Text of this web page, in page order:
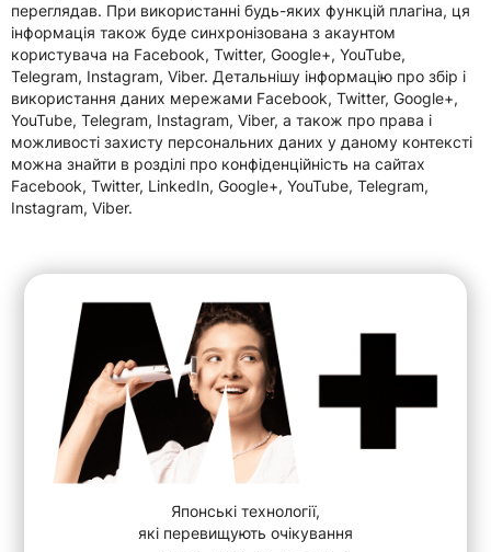
переглядав. При використанні будь-яких функцій плагіна, ця
інформація також буде синхронізована з акаунтом
користувача на Facebook, Twitter, Google+, YouTube,
Telegram, Instagram, Viber. Детальнішу інформацію про збір і
використання даних мережами Facebook, Twitter, Google+,
YouTube, Telegram, Instagram, Viber, а також про права і
можливості захисту персональних даних у даному контексті
можна знайти в розділі про конфіденційність на сайтах
Facebook, Twitter, LinkedIn, Google+, YouTube, Telegram,
Instagram, Viber.
Японські технології,
які перевищують очікування